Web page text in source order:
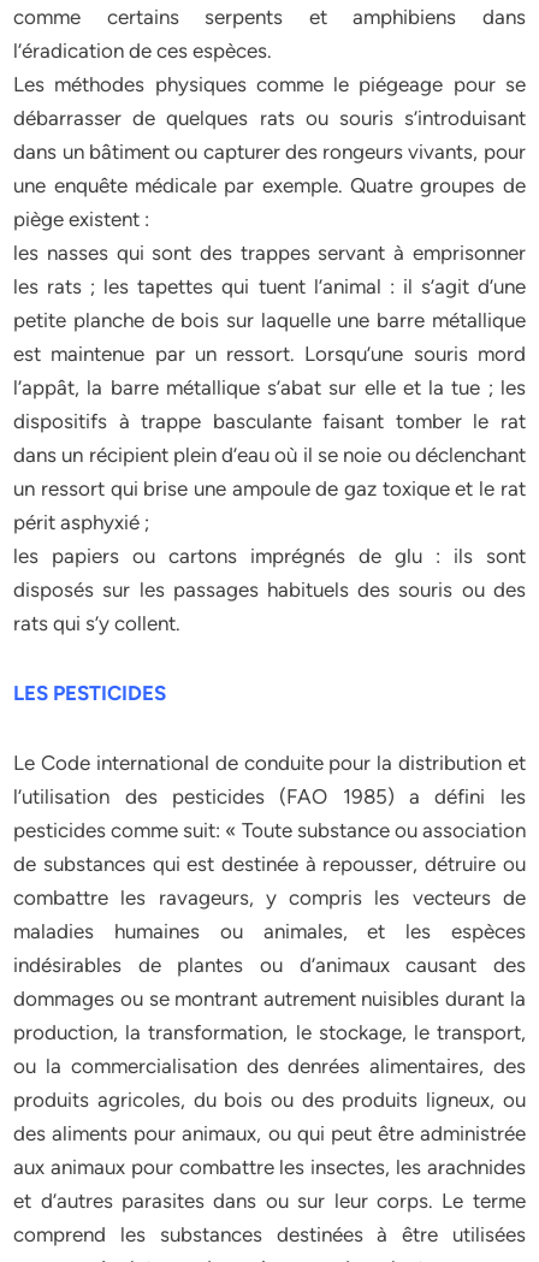
comme certains serpents et amphibiens dans
l’éradication de ces espèces.
Les méthodes physiques comme le piégeage pour se
débarrasser de quelques rats ou souris s’introduisant
dans un bâtiment ou capturer des rongeurs vivants, pour
une enquête médicale par exemple. Quatre groupes de
piège existent :
les nasses qui sont des trappes servant à emprisonner
les rats ; les tapettes qui tuent l’animal : il s’agit d’une
petite planche de bois sur laquelle une barre métallique
est maintenue par un ressort. Lorsqu’une souris mord
l’appât, la barre métallique s’abat sur elle et la tue ; les
dispositifs à trappe basculante faisant tomber le rat
dans un récipient plein d’eau où il se noie ou déclenchant
un ressort qui brise une ampoule de gaz toxique et le rat
périt asphyxié ;
les papiers ou cartons imprégnés de glu : ils sont
disposés sur les passages habituels des souris ou des
rats qui s’y collent.
LES PESTICIDES
Le Code international de conduite pour la distribution et
l’utilisation des pesticides (FAO 1985) a défini les
pesticides comme suit: « Toute substance ou association
de substances qui est destinée à repousser, détruire ou
combattre les ravageurs, y compris les vecteurs de
maladies humaines ou animales, et les espèces
indésirables de plantes ou d’animaux causant des
dommages ou se montrant autrement nuisibles durant la
production, la transformation, le stockage, le transport,
ou la commercialisation des denrées alimentaires, des
produits agricoles, du bois ou des produits ligneux, ou
des aliments pour animaux, ou qui peut être administrée
aux animaux pour combattre les insectes, les arachnides
et d’autres parasites dans ou sur leur corps. Le terme
comprend les substances destinées à être utilisées